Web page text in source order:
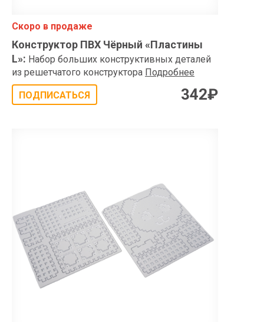
Скоро в продаже
Конструктор ПВХ Чёрный «Пластины
L»: Набор больших конструктивных деталей
из решетчатого конструктора Подробнее
ПОДПИСАТЬСЯ 342₽